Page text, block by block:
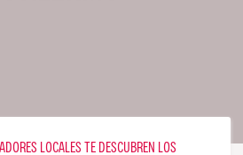
LOCALES TE DESCUBREN LOS